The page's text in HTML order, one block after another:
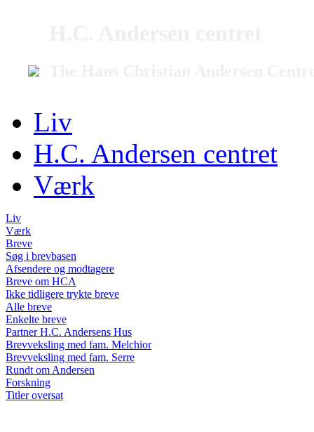
Liv
H.C. Andersen centret
Værk
Liv
Værk
Breve
Søg i brevbasen
Afsendere og modtagere
Breve om HCA
Ikke tidligere trykte breve
Alle breve
Enkelte breve
Partner H.C. Andersens Hus
Brevveksling med fam. Melchior
Brevveksling med fam. Serre
Rundt om Andersen
Forskning
Titler oversat